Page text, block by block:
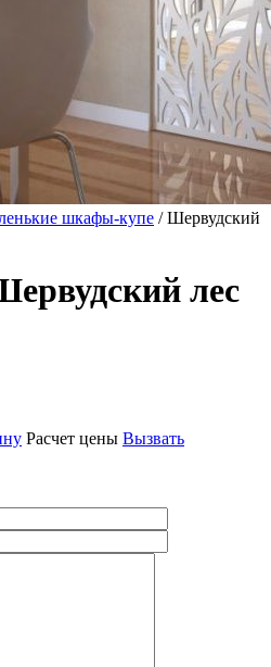
шкафы-купе / Шервудский
лес
Расчет цены Вызвать